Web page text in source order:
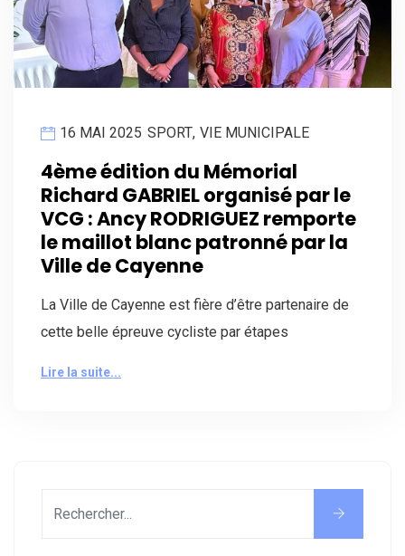
16 MAI 2025 SPORT, VIE MUNICIPALE
4ème édition du Mémorial
Richard GABRIEL organisé par le
VCG : Ancy RODRIGUEZ remporte
le maillot blanc patronné par la
Ville de Cayenne
La Ville de Cayenne est fière d’être partenaire de
cette belle épreuve cycliste par étapes
Lire la suite...